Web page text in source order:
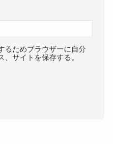
るためブラウザーに自分
、サイトを保存する。